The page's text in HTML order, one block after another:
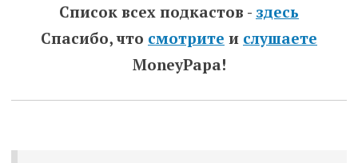
Список всех подкастов - здесь
Спасибо, что смотрите и слушаете
MoneyPapa!